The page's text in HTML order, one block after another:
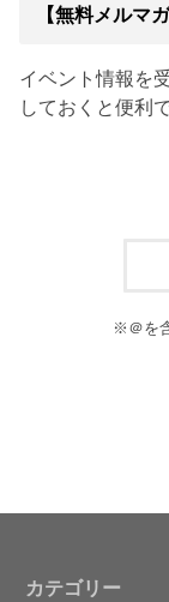
【無料メル
イベント情報を
しておくと便利
※＠を
カテゴリー